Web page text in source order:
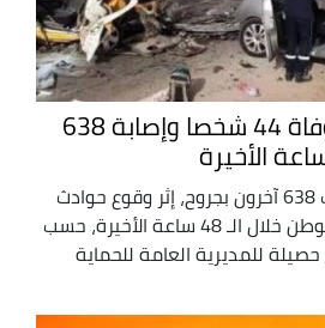
حوادث الطرقات: وفاة 44 شخصا وإصابة 638
توفي 44 شخصا وأصيب 638 آخرون بجروح، إثر وقوع حوادث
مرور بعدة ولايات من الوطن خلال الـ 48 ساعة الأخيرة، حسب
للمديرية العامة للحماية